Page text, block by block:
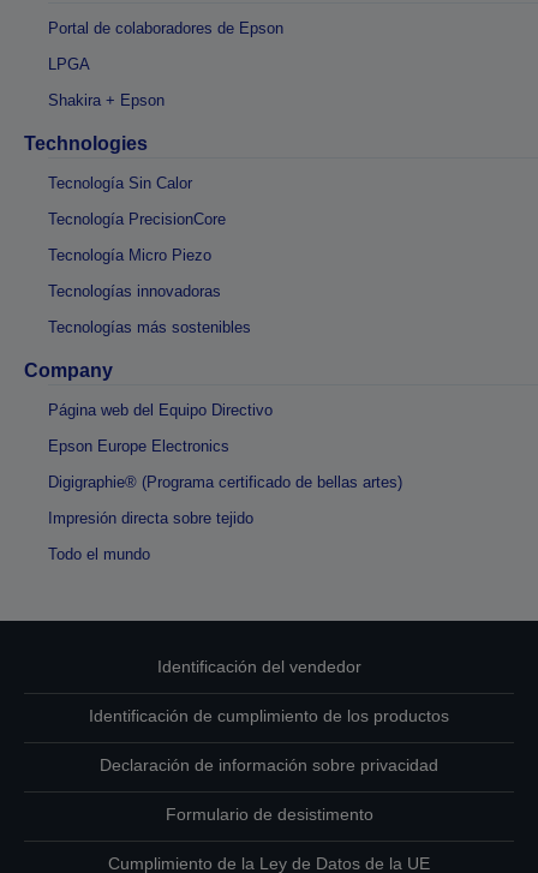
Portal de colaboradores de Epson
LPGA
Shakira + Epson
Technologies
Tecnología Sin Calor
Tecnología PrecisionCore
Tecnología Micro Piezo
Tecnologías innovadoras
Tecnologías más sostenibles
Company
Página web del Equipo Directivo
Epson Europe Electronics
Digigraphie® (Programa certificado de bellas artes)
Impresión directa sobre tejido
Todo el mundo
Identificación del vendedor
Identificación de cumplimiento de los productos
Declaración de información sobre privacidad
Formulario de desistimento
Cumplimiento de la Ley de Datos de la UE